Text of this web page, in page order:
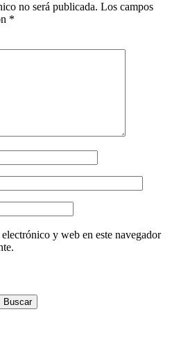
no será publicada. Los campos
*
y web en este navegador